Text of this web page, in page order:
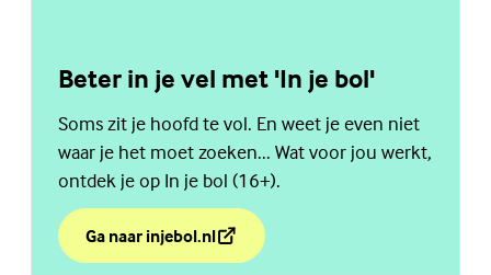
Beter in je vel met 'In je bol'
Soms zit je hoofd te vol. En weet je even niet
waar je het moet zoeken... Wat voor jou werkt,
ontdek je op In je bol (16+).
Ga naar injebol.nl
over Beter in je vel met 'In je bol'
(Externe link)